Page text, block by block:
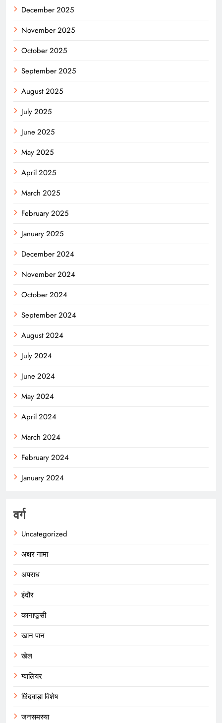
December 2025
November 2025
October 2025
September 2025
August 2025
July 2025
June 2025
May 2025
April 2025
March 2025
February 2025
January 2025
December 2024
November 2024
October 2024
September 2024
August 2024
July 2024
June 2024
May 2024
April 2024
March 2024
February 2024
January 2024
वर्ग
Uncategorized
अक्षर नामा
अपराध
इंदौर
कानाफूसी
खान पान
खेल
ग्वालियर
छिंदवाड़ा विशेष
जनसमस्या